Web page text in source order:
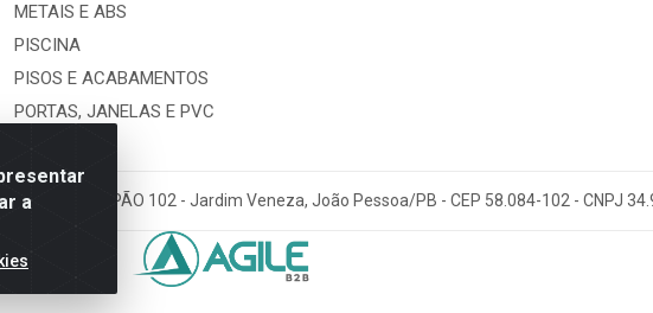
a
METAIS E ABS
PISCINA
PISOS E ACABAMENTOS
PORTAS, JANELAS E PVC
127 - GALPÃO 102 - Jardim Veneza, João Pessoa/PB - CEP 58.084-102 - CNPJ